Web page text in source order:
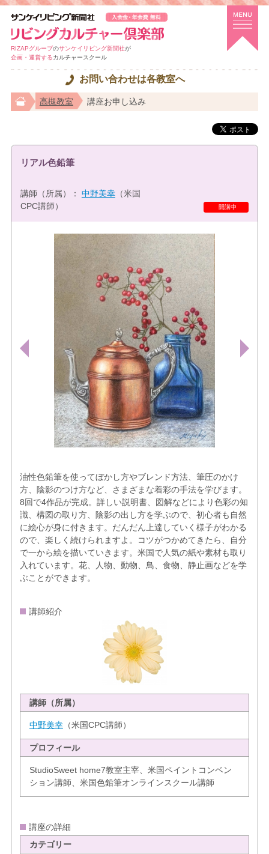
RIZAPグループのサンケイリビング新聞社が
企画・運営するカルチャースクール
お問い合わせは各教室へ
高槻教室 講座お申し込み
特選講座
開講中
リアル色鉛筆
講師（所属）： 中野美幸（米国
CPC講師）
油性色鉛筆を使ってぼかし方やブレンド方法、筆圧のかけ
方、陰影のつけ方など、さまざまな着彩の手法を学びます。
8回で4作品が完成。詳しい説明書、図解などにより色彩の知
識、構図の取り方、陰影の出し方を学ぶので、初心者も自然
に絵心が身に付きます。だんだん上達していく様子がわかる
ので、楽しく続けられますよ。コツがつかめてきたら、自分
で一から絵を描いていきます。米国で人気の紙や素材も取り
入れています。花、人物、動物、鳥、食物、静止画などを学
ぶことができます。
講師紹介
講師（所属）
中野美幸（米国CPC講師）
プロフィール
StudioSweet home7教室主宰、米国ペイントコンベン
ション講師、米国色鉛筆オンラインスクール講師
講座の詳細
カテゴリー